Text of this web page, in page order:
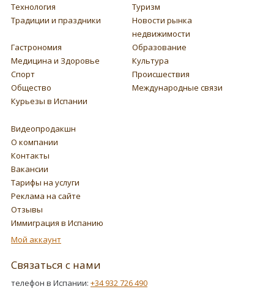
Технология
Туризм
Традиции и праздники
Новости рынка
недвижимости
Гастрономия
Образование
Медицина и Здоровье
Культура
Спорт
Происшествия
Общество
Международные связи
Курьезы в Испании
Видеопродакшн
О компании
Контакты
Вакансии
Тарифы на услуги
Реклама на сайте
Отзывы
Иммиграция в Испанию
Мой аккаунт
Связаться с нами
телефон в Испании: +34 932 726 490